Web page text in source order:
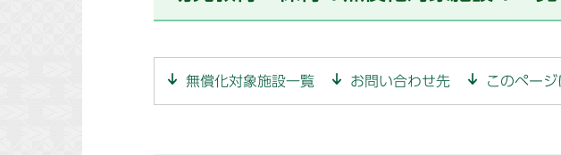
無償化対象施設一覧 お問い合わせ先 このペー